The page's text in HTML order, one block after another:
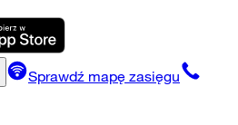
Sprawdź mapę zasięgu